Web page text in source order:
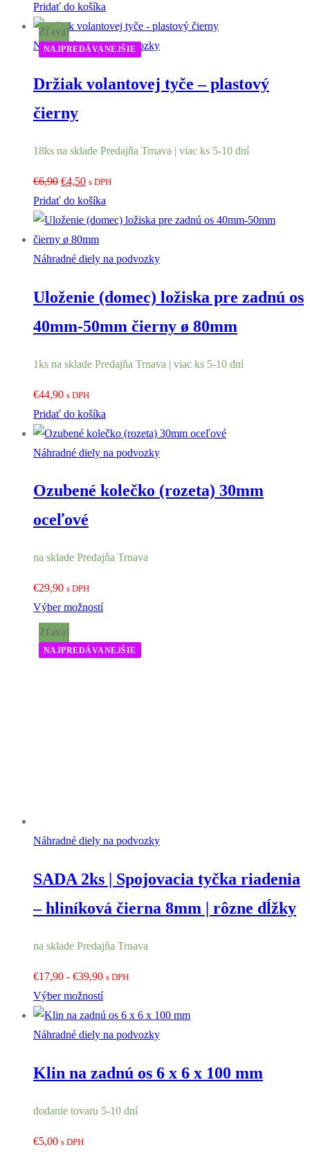
Pridať do košíka
Náhradné diely na podvozky
Zľava!
NAJPREDÁVANEJŠIE
Držiak volantovej tyče – plastový
čierny
18ks na sklade Predajňa Trnava | viac ks 5-10 dní
€6,90 Pôvodná
cena
bola:
€6,90.
€4,50Aktuálna
cena
je:
€4,50.
s DPH
Pridať do košíka
Náhradné diely na podvozky
Uloženie (domec) ložiska pre zadnú os
40mm-50mm čierny ø 80mm
1ks na sklade Predajňa Trnava | viac ks 5-10 dní
€44,90 s DPH
Pridať do košíka
Náhradné diely na podvozky
Ozubené kolečko (rozeta) 30mm
oceľové
na sklade Predajňa Trnava
€29,90 s DPH
Výber možností
Náhradné diely na podvozky
Zľava!
NAJPREDÁVANEJŠIE
SADA 2ks | Spojovacia tyčka riadenia
– hliníková čierna 8mm | rôzne dĺžky
na sklade Predajňa Trnava
€17,90 - €39,90Rozpětí
cen:
€17,90
až
s DPH
Výber možností
Náhradné diely na podvozky
Klin na zadnú os 6 x 6 x 100 mm
dodanie tovaru 5-10 dní
€5,00 s DPH